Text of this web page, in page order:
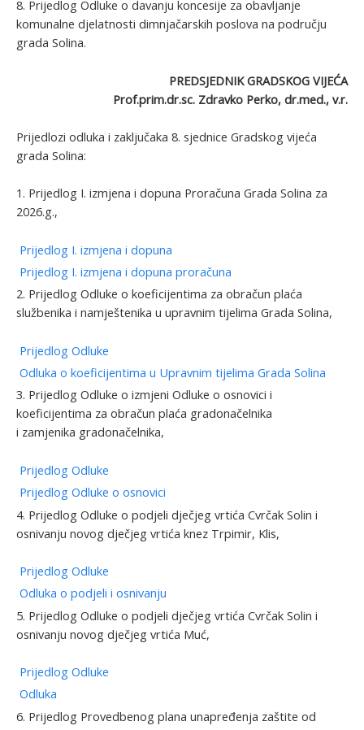
8. Prijedlog Odluke o davanju koncesije za obavljanje
komunalne djelatnosti dimnjačarskih poslova na području
grada Solina.
PREDSJEDNIK GRADSKOG VIJEĆA
Prof.prim.dr.sc. Zdravko Perko, dr.med., v.r.
Prijedlozi odluka i zaključaka 8. sjednice Gradskog vijeća
grada Solina:
1. Prijedlog I. izmjena i dopuna Proračuna Grada Solina za
2026.g.,
Prijedlog I. izmjena i dopuna
Prijedlog I. izmjena i dopuna proračuna
2. Prijedlog Odluke o koeficijentima za obračun plaća
službenika i namještenika u upravnim tijelima Grada Solina,
Prijedlog Odluke
Odluka o koeficijentima u Upravnim tijelima Grada Solina
3. Prijedlog Odluke o izmjeni Odluke o osnovici i
koeficijentima za obračun plaća gradonačelnika
i zamjenika gradonačelnika,
Prijedlog Odluke
Prijedlog Odluke o osnovici
4. Prijedlog Odluke o podjeli dječjeg vrtića Cvrčak Solin i
osnivanju novog dječjeg vrtića knez Trpimir, Klis,
Prijedlog Odluke
Odluka o podjeli i osnivanju
5. Prijedlog Odluke o podjeli dječjeg vrtića Cvrčak Solin i
osnivanju novog dječjeg vrtića Muć,
Prijedlog Odluke
Odluka
6. Prijedlog Provedbenog plana unapređenja zaštite od